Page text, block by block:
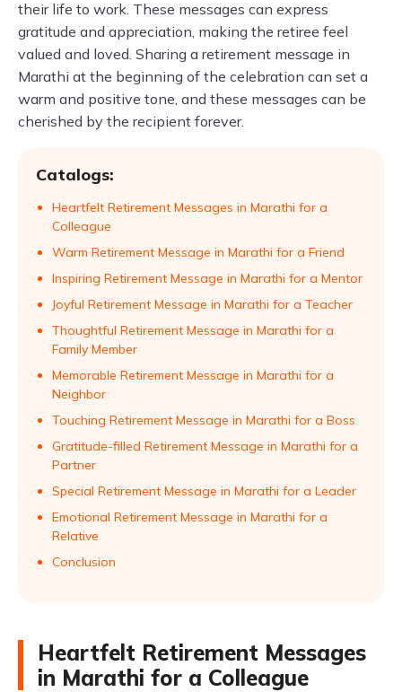
their life to work. These messages can express
gratitude and appreciation, making the retiree feel
valued and loved. Sharing a retirement message in
Marathi at the beginning of the celebration can set a
warm and positive tone, and these messages can be
cherished by the recipient forever.
Catalogs:
Heartfelt Retirement Messages in Marathi for a
Colleague
Warm Retirement Message in Marathi for a Friend
Inspiring Retirement Message in Marathi for a Mentor
Joyful Retirement Message in Marathi for a Teacher
Thoughtful Retirement Message in Marathi for a
Family Member
Memorable Retirement Message in Marathi for a
Neighbor
Touching Retirement Message in Marathi for a Boss
Gratitude-filled Retirement Message in Marathi for a
Partner
Special Retirement Message in Marathi for a Leader
Emotional Retirement Message in Marathi for a
Relative
Conclusion
Heartfelt Retirement Messages
in Marathi for a Colleague